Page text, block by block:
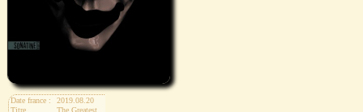
Date france :
2019.08.20